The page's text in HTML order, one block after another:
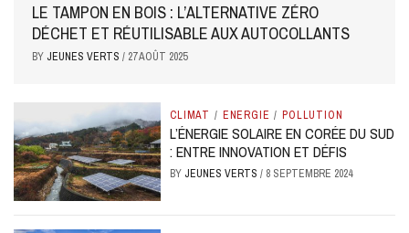
LE TAMPON EN BOIS : L’ALTERNATIVE ZÉRO
DÉCHET ET RÉUTILISABLE AUX AUTOCOLLANTS
BY JEUNES VERTS / 27 AOÛT 2025
CLIMAT / ENERGIE / POLLUTION
L’ÉNERGIE SOLAIRE EN CORÉE DU SUD
: ENTRE INNOVATION ET DÉFIS
BY JEUNES VERTS/ 8 SEPTEMBRE 2024